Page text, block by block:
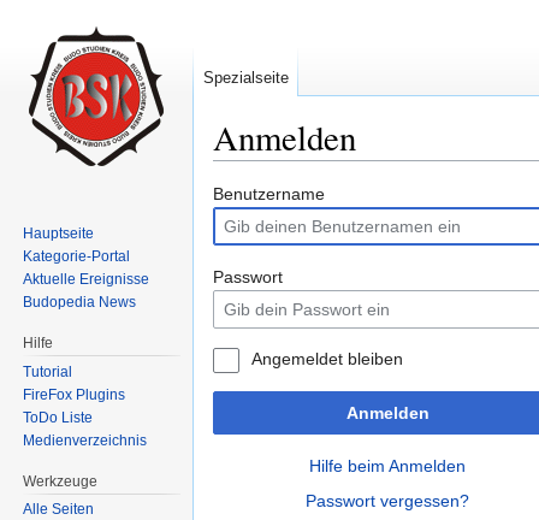
Anmelden
Benutzername
Passwort
Angemeldet bleiben
Anmelden
Hilfe beim Anmelden
Passwort vergessen?
Spezialseite
Hauptseite
Kategorie-Portal
Aktuelle Ereignisse
Budopedia News
Hilfe
Tutorial
FireFox Plugins
ToDo Liste
Medienverzeichnis
Werkzeuge
Alle Seiten